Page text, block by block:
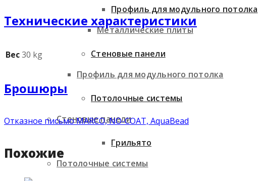
Металлические плиты
Профиль для модульного потолка
Стеновые панели
Потолочные системы
Профиль для модульного потолка
Стеновые панели
Потолочные системы
Грильято
Технические характеристики
Вес30 kg
Брошюры
Отказное письмо MARCO, NO-COAT, AquaBead
Похожие